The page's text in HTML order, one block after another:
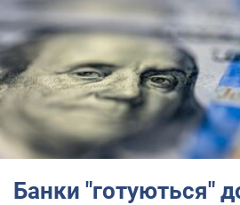
Банки "готуються"